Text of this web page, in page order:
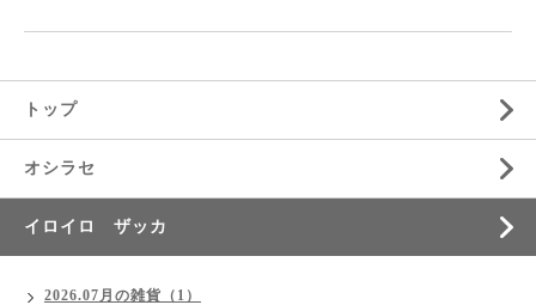
トップ
オシラセ
イロイロ ザッカ
2026.07月の雑貨（1）